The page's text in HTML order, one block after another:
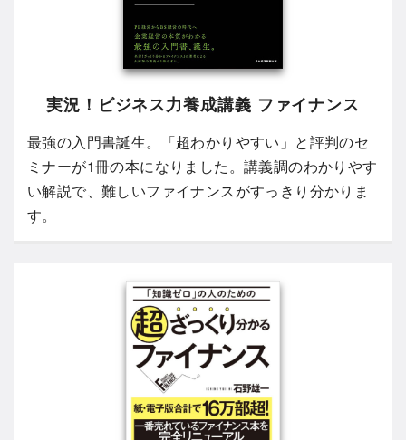
実況！ビジネス力養成講義 ファイナンス
最強の入門書誕生。「超わかりやすい」と評判のセ
ミナーが1冊の本になりました。講義調のわかりやす
い解説で、難しいファイナンスがすっきり分かりま
す。